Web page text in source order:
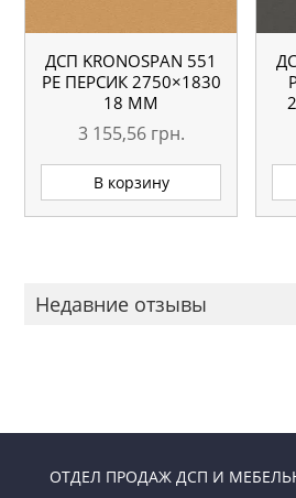
ДСП KRONOSPAN 551
РЕ ПЕРСИК 2750×1830
18 ММ
3 155,56 грн.
В корзину
Недавние отзывы
ОТДЕЛ ПРОДАЖ ДСП И